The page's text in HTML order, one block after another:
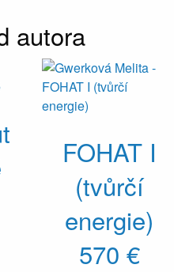
autora
FOHAT I
(tvůrčí
energie)
570 €